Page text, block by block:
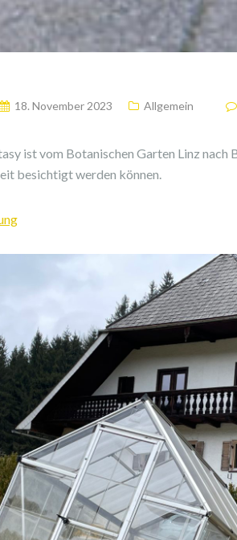
18. November 2023 Allgemein
ist vom Botanischen Garten Linz
besichtigt werden können.